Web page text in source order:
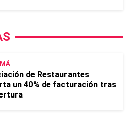
de Restaurantes
un 40% de facturación tras